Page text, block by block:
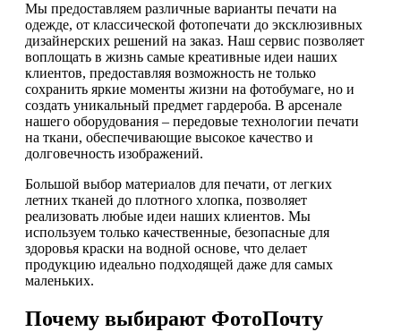
Мы предоставляем различные варианты печати на
одежде, от классической фотопечати до эксклюзивных
дизайнерских решений на заказ. Наш сервис позволяет
воплощать в жизнь самые креативные идеи наших
клиентов, предоставляя возможность не только
сохранить яркие моменты жизни на фотобумаге, но и
создать уникальный предмет гардероба. В арсенале
нашего оборудования – передовые технологии печати
на ткани, обеспечивающие высокое качество и
долговечность изображений.
Большой выбор материалов для печати, от легких
летних тканей до плотного хлопка, позволяет
реализовать любые идеи наших клиентов. Мы
используем только качественные, безопасные для
здоровья краски на водной основе, что делает
продукцию идеально подходящей даже для самых
маленьких.
Почему выбирают ФотоПочту